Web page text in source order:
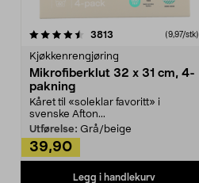
3813 anmeldelser(9,97/stk)
Kjøkkenrengjøring
Mikrofiberklut 32 x 31 cm, 4-
pakning
Kåret til «soleklar favoritt» i
svenske Afton...
Utførelse: Grå/beige
39,90
Legg i handlekurv
4.5av 5 stjerner